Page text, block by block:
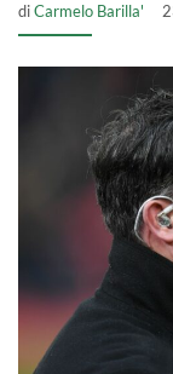
diCarmelo Barilla'